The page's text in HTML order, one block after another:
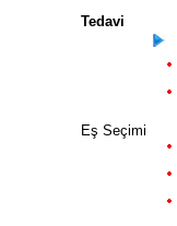
Tedavi
Eş Seçimi